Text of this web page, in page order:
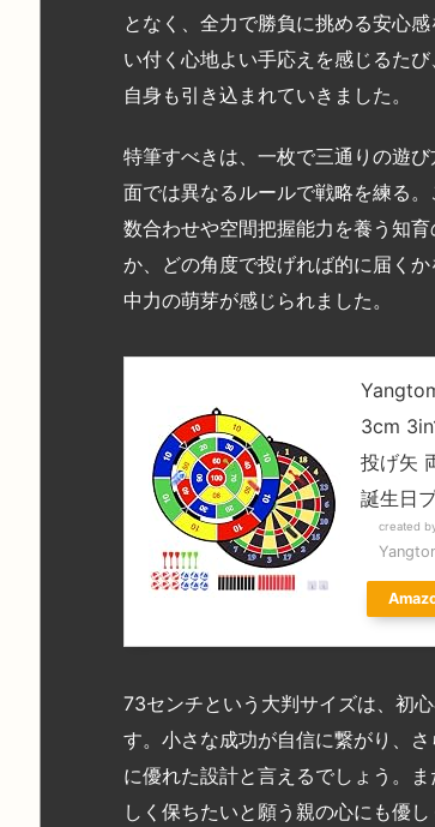
となく、全力で勝負に挑める安心
い付く心地よい手応えを感じるた
自身も引き込まれていきました。
特筆すべきは、一枚で三通りの遊
面では異なるルールで戦略を練る
数合わせや空間把握能力を養う知
か、どの角度で投げれば的に届く
中力の萌芽が感じられました。
3cm
投げ矢
誕生日
created
73センチという大判サイズは、初
す。小さな成功が自信に繋がり、
に優れた設計と言えるでしょう。
しく保ちたいと願う親の心にも優